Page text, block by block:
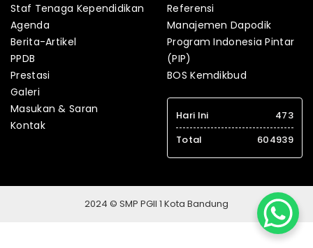
Staf Tenaga Kependidikan
Agenda
Berita-Artikel
PPDB
Prestasi
Galeri
Masukan & Saran
Kontak
Referensi
Manajemen Dapodik
Program Indonesia Pintar
(PIP)
BOS Kemdikbud
Hari Ini
473
Total
604939
2024 © SMP PGII 1 Kota Bandung